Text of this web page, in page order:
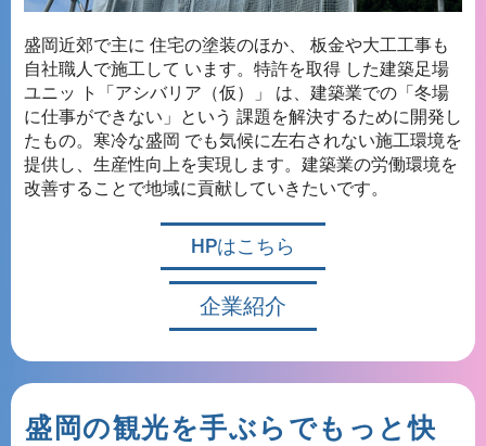
盛岡近郊で主に 住宅の塗装のほか、 板金や大工工事も
自社職人で施工して います。特許を取得 した建築足場
ユニッ ト「アシバリア（仮）」 は、建築業での「冬場
に仕事ができない」という 課題を解決するために開発し
たもの。寒冷な盛岡 でも気候に左右されない施工環境を
提供し、生産性向上を実現します。建築業の労働環境を
改善することで地域に貢献していきたいです。
HPはこちら
企業紹介
盛岡の観光を手ぶらでもっと快